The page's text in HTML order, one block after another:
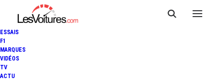
ESSAIS
F1
MARQUES
VIDÉOS
TV
ACTU